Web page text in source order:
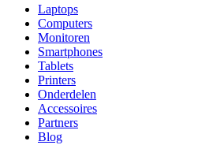
Laptops
Computers
Monitoren
Smartphones
Tablets
Printers
Onderdelen
Accessoires
Partners
Blog